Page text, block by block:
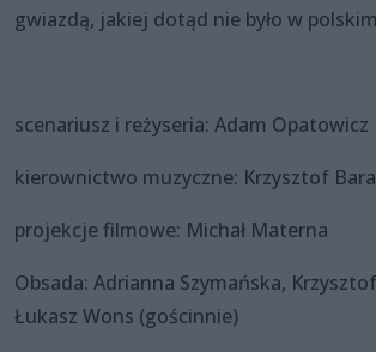
gwiazdą, jakiej dotąd nie było w
scenariusz i reżyseria: Adam Opatowicz
kierownictwo muzyczne: Krzysztof
projekcje filmowe: Michał Materna
Obsada: Adrianna Szymańska,
Łukasz Wons (gościnnie)